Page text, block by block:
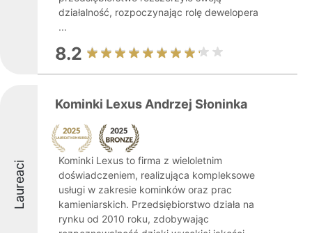
działalność, rozpoczynając rolę dewelopera
...
8.2
Laureaci
Kominki Lexus Andrzej Słoninka
Kominki Lexus to firma z wieloletnim
doświadczeniem, realizująca kompleksowe
usługi w zakresie kominków oraz prac
kamieniarskich. Przedsiębiorstwo działa na
rynku od 2010 roku, zdobywając